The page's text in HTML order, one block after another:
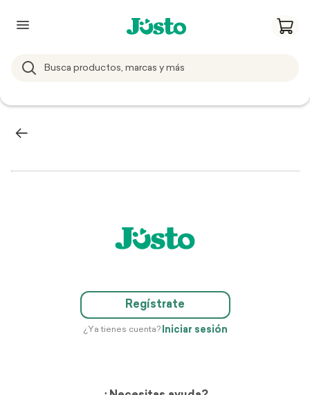
Regístrate
¿Ya tienes cuenta? Iniciar sesión